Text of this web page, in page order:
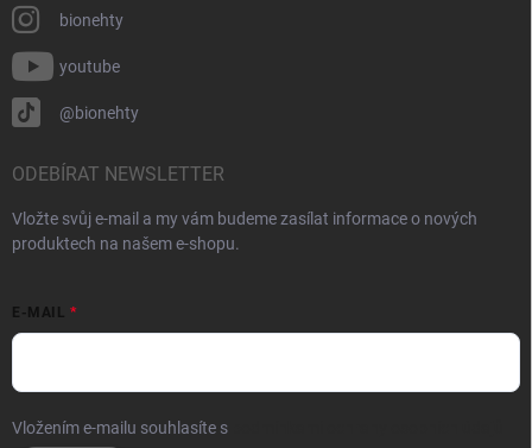
bionehty
youtube
@bionehty
ODEBÍRAT NEWSLETTER
Vložte svůj e-mail a my vám budeme zasílat informace o nových
produktech na našem e-shopu.
E-MAIL
Vložením e-mailu souhlasíte s